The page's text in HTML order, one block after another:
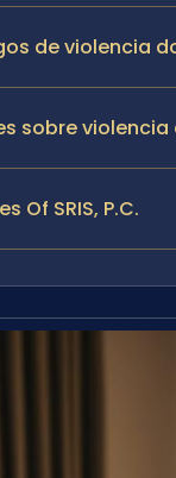
de violencia
sobre
Of SRIS, P.C.